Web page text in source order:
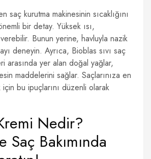
saç kurutma makinesinin sıcaklığını
bir detay. Yüksek ısı,
Bunun yerine, havluyla nazik
deneyin. Ayrıca, Bioblas sıvı saç
arasında yer alan doğal yağlar,
maddelerini sağlar. Saçlarınıza en
için bu ipuçlarını düzenli olarak
Nedir?
Saç Bakımında